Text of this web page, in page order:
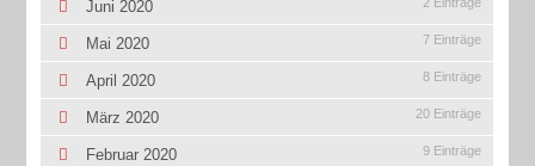
Juni 2020
Mai 2020 7 Einträge
April 2020 8 Einträge
März 2020 20 Einträge
Februar 2020 9 Einträge